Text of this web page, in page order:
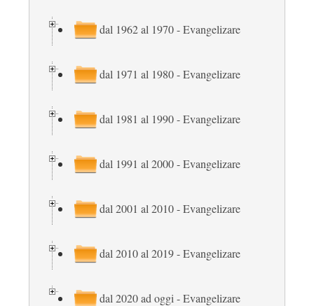
dal 1962 al 1970 - Evangelizare
dal 1971 al 1980 - Evangelizare
dal 1981 al 1990 - Evangelizare
dal 1991 al 2000 - Evangelizare
dal 2001 al 2010 - Evangelizare
dal 2010 al 2019 - Evangelizare
dal 2020 ad oggi - Evangelizare